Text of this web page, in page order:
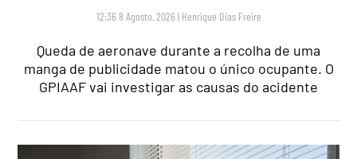
12:36 8 Agosto, 2026 | Henrique Dias Freire
Queda de aeronave durante a recolha de uma
manga de publicidade matou o único ocupante. O
GPIAAF vai investigar as causas do acidente